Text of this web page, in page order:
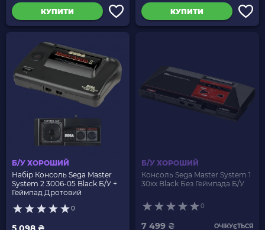
КУПИТИ КУПИТИ
Б/У ХОРОШИЙ
Набір Консоль Sega Master
System 2 3006-05 Black Б/У +
Геймпад Дротовий
0
Б/У ХОРОШИЙ
Консоль Sega Master System 1
30xx Black Без Геймпада Б/У
0
7 499 ₴ ОЧІКУЄТЬСЯ